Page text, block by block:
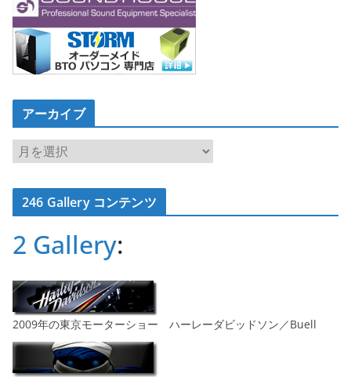
アーカイブ
ア
ー
カ
イ246 Gallery コンテンツ
2 Gallery:
2009年の東京モーターショー ハーレーダビッドソン／Buell